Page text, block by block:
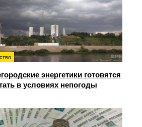
энергетики готовятся
в условиях непогоды